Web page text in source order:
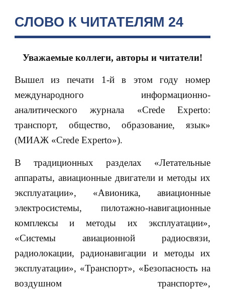
СЛОВО К ЧИТАТЕЛЯМ 24
Уважаемые коллеги, авторы и читатели!
Вышел из печати 1-й в этом году номер
международного информационно-
аналитического журнала «Crede Experto:
транспорт, общество, образование, язык»
(МИАЖ «Crede Experto»).
В традиционных разделах «Летательные
аппараты, авиационные двигатели и методы их
эксплуатации», «Авионика, авиационные
электросистемы, пилотажно-навигационные
комплексы и методы их эксплуатации»,
«Системы авиационной радиосвязи,
радиолокации, радионавигации и методы их
эксплуатации», «Транспорт», «Безопасность на
воздушном транспорте»,